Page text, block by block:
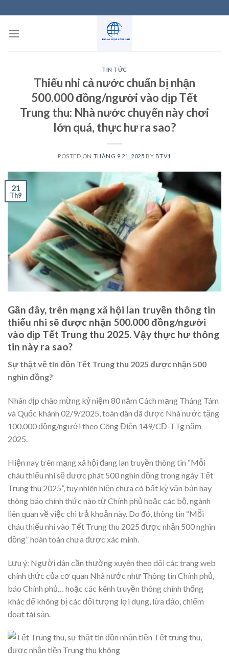
to
content
TIN TỨC
Thiếu nhi cả nước chuẩn bị nhận
500.000 đồng/người vào dịp Tết
Trung thu: Nhà nước chuyến này chơi
lớn quá, thực hư ra sao?
POSTED ON THÁNG 9 21, 2025 BY BTV1
21
Th9
Gần đây, trên mạng xã hội lan truyền thông tin
thiếu nhi sẽ được nhận 500.000 đồng/người
vào dịp Tết Trung thu 2025. Vậy thực hư thông
tin này ra sao?
Sự thật về tin đồn Tết Trung thu 2025 được nhận 500
nghìn đồng?
Nhân dịp chào mừng kỷ niệm 80 năm Cách mạng Tháng Tám
và Quốc khánh 02/9/2025, toàn dân đã được Nhà nước tặng
100.000 đồng/người theo Công Điện 149/CĐ-TTg năm
2025.
Hiện nay trên mạng xã hội đang lan truyền thông tin “Mỗi
cháu thiếu nhi sẽ được phát 500 nghìn đồng trong ngày Tết
Trung thu 2025”, tuy nhiên hiện chưa có bất kỳ văn bản hay
thông báo chính thức nào từ Chính phủ hoặc các bộ, ngành
liên quan về việc chi trả khoản này. Do đó, thông tin “Mỗi
cháu thiếu nhi vào Tết Trung thu 2025 được nhận 500 nghìn
đồng” hoàn toàn chưa được xác minh.
Lưu ý: Người dân cần thường xuyên theo dõi các trang web
chính thức của cơ quan Nhà nước như Thông tin Chính phủ,
báo Chính phủ… hoặc các kênh truyền thông chính thống
khác để không bị các đối tượng lợi dụng, lừa đảo, chiếm
đoạt tài sản.